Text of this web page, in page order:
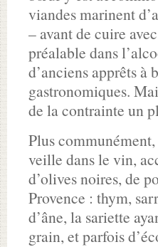
viandes marinent
– avant de cuire
préalable dans
d’anciens apprêts à
gastronomiques.
de la contrainte un
Plus
veille dans le vin,
d’olives noires, de
Provence : thym,
d’âne, la sariette
grain, et parfois